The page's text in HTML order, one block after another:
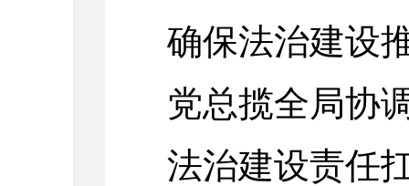
确保法治建设
党总揽全局协
法治建设责任